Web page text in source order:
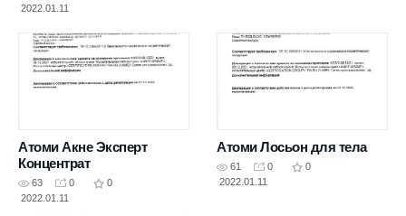
2022.01.11
Атоми Акне Эксперт
Концентрат
63 0
0
2022.01.11
Атоми Лосьон для тела
61 0
0
2022.01.11